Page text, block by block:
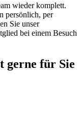
wieder komplett.
persönlich, per
Sie unser
bei einem Besuch
gerne für Sie